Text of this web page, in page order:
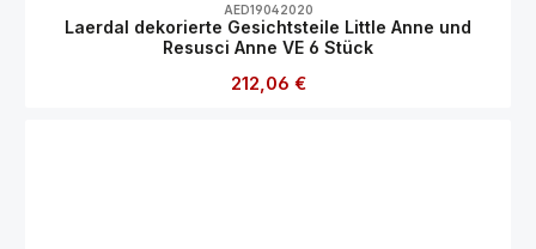
AED19042020
Laerdal dekorierte Gesichtsteile Little Anne und
Resusci Anne VE 6 Stück
Regulärer Preis:
212,06 €